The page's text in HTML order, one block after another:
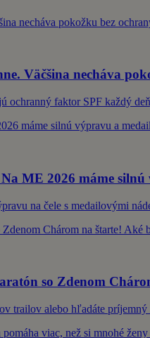
Väčšina necháva
ochranný faktor SPF každý
ME 2026 máme
na čele s medailovými
so Zdenom
trailov alebo hľadáte